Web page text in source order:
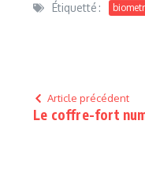
Étiquetté :
Article précédent
Le coffre-fort